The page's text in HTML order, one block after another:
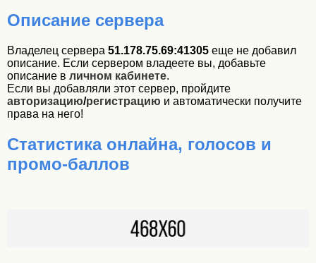
Описание сервера
Владелец сервера 51.178.75.69:41305 еще не добавил
описание. Если сервером владеете вы, добавьте
описание в личном кабинете.
Если вы добавляли этот сервер, пройдите
авторизацию/регистрацию и автоматически получите
права на него!
Статистика онлайна, голосов и
промо-баллов